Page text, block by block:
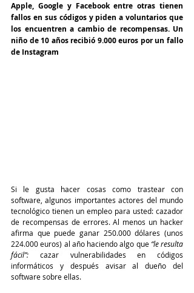
Apple, Google y Facebook entre otras tienen
fallos en sus códigos y piden a voluntarios que
los encuentren a cambio de recompensas. Un
niño de 10 años recibió 9.000 euros por un fallo
de Instagram
Si le gusta hacer cosas como trastear con
software, algunos importantes actores del mundo
tecnológico tienen un empleo para usted: cazador
de recompensas de errores. Al menos un hacker
afirma que puede ganar 250.000 dólares (unos
224.000 euros) al año haciendo algo que “le resulta
fácil”: cazar vulnerabilidades en códigos
informáticos y después avisar al dueño del
software sobre ellas.